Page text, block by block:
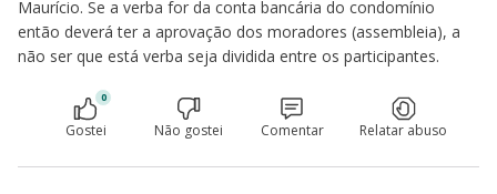
Maurício. Se a verba for da conta bancária do condomínio
então deverá ter a aprovação dos moradores (assembleia), a
não ser que está verba seja dividida entre os participantes.
0
Gostei Não gostei Comentar Relatar abuso